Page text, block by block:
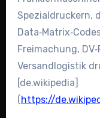
Spezialdruckern,
Freimachung,
Versandlogistik
[de.wikipedia]
( https://